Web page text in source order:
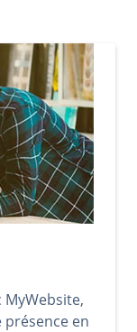
MyWebsite,
en